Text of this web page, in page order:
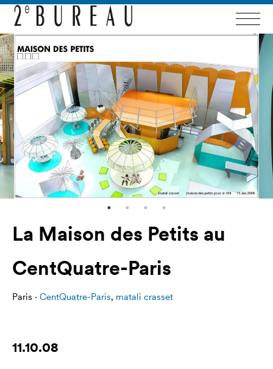
La Maison des Petits au
CentQuatre-Paris
Paris · CentQuatre-Paris, matali crasset
11.10.08